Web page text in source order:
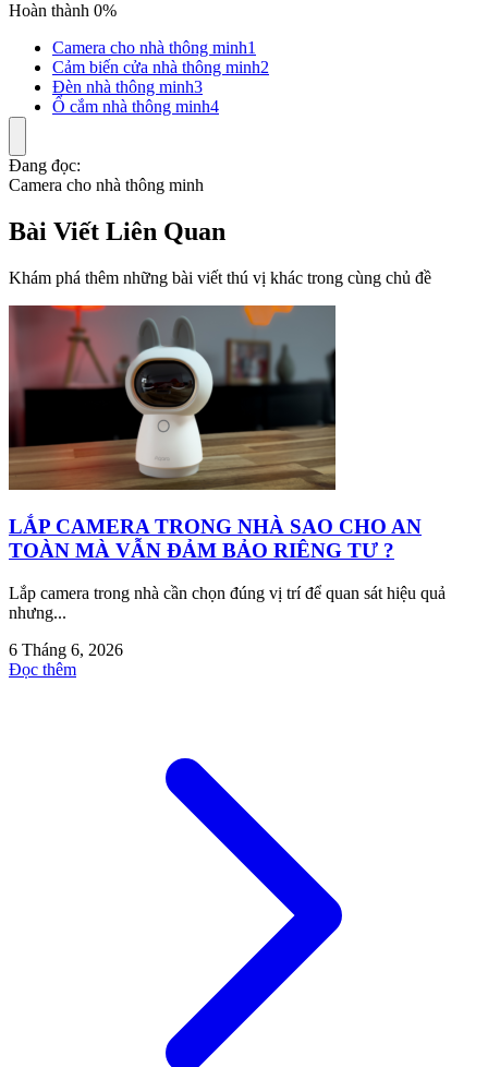
Hoàn thành 0%
Camera cho nhà thông minh1
Cảm biến cửa nhà thông minh2
Đèn nhà thông minh3
Ổ cắm nhà thông minh4
Đang đọc:
Camera cho nhà thông minh
Bài Viết Liên Quan
Khám phá thêm những bài viết thú vị khác trong cùng chủ đề
LẮP CAMERA TRONG NHÀ SAO CHO AN
TOÀN MÀ VẪN ĐẢM BẢO RIÊNG TƯ ?
Lắp camera trong nhà cần chọn đúng vị trí để quan sát hiệu quả
nhưng...
6 Tháng 6, 2026
Đọc thêm